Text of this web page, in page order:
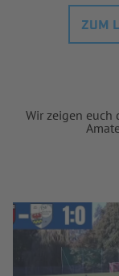
ZUM
Wir zeigen euch